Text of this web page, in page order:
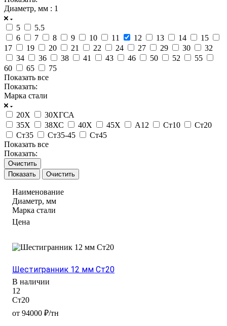
Диаметр, мм : 1
5
5.5
6
7 8 9 10 11 12 13 14
15
17
19 20 21 22 24 27 29 30
32
34
36 38 41 43 46 50 52
55
60
65
75
Показать все
Показать:
Марка стали
20Х
30ХГСА
35Х
38ХС 40Х 45Х А12 Ст10
Ст20
Ст35
Ст35-45
Ст45
Показать все
Показать:
Очистить
Очистить
Наименование
Диаметр, мм
Марка стали
Цена
Шестигранник 12 мм Ст20
В наличии
12
Ст20
от 94000 ₽/тн